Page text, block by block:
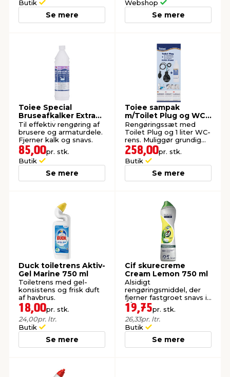
Butik
Se mere
Webshop
Se mere
Toiee Special
Bruseafkalker Extra
Power 1 liter
Til effektiv rengøring af
brusere og armaturdele.
Fjerner kalk og snavs.
85,00pr. stk.
Butik
Se mere
Toiee sampak
m/Toilet Plug og WC
Specialrens
Rengøringssæt med
Toilet Plug og 1 liter WC-
rens. Muliggør grundig
rengøring.
258,00pr. stk.
Butik
Se mere
Duck toiletrens Aktiv-
Gel Marine 750 ml
Toiletrens med gel-
konsistens og frisk duft
af havbrus.
18,00pr. stk.
24,00pr. ltr.
Butik
Se mere
Cif skurecreme
Cream Lemon 750 ml
Alsidigt
rengøringsmiddel, der
fjerner fastgroet snavs i
både køkken og
badeværelse. Med
citrusduft.
19,75pr. stk.
26,33pr. ltr.
Butik
Se mere